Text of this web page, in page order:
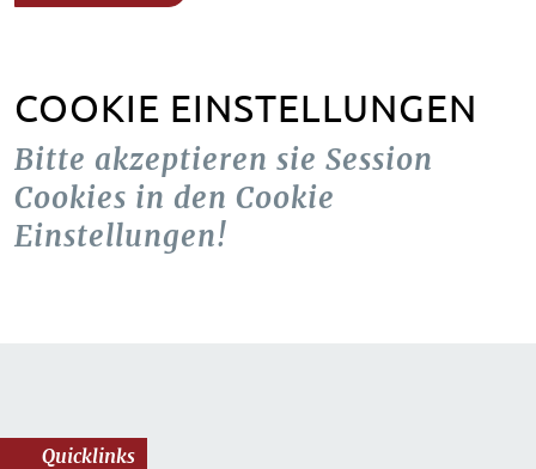
COOKIE EINSTELLUNGEN
Bitte akzeptieren sie Session
Cookies in den Cookie
Einstellungen!
Quicklinks